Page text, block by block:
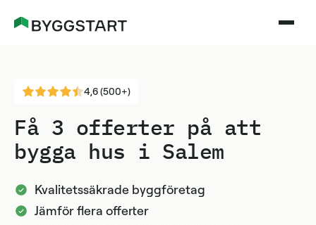
4,6 (500+)
Få 3 offerter på att
bygga hus i Salem
Kvalitetssäkrade byggföretag
Jämför flera offerter